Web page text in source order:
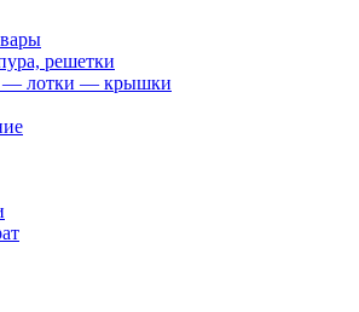
решетки
— лотки — крышки